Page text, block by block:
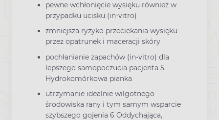
pewne wchłonięcie wysięku również w
przypadku ucisku (in-vitro)
zmniejsza ryzyko przeciekania wysięku
przez opatrunek i maceracji skóry
pochłanianie zapachów (in-vitro) dla
lepszego samopoczucia pacjenta 5
Hydrokomórkowa pianka
utrzymanie idealnie wilgotnego
środowiska rany i tym samym wsparcie
szybszego gojenia 6 Oddychająca,